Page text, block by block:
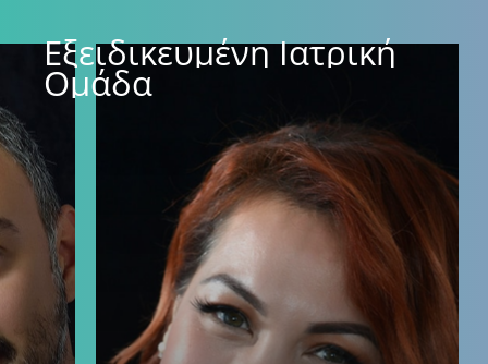
ΕξειδικευμένηΙατρική
Ομάδα